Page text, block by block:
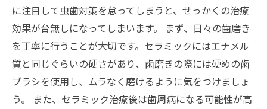
に注目して虫歯対策を怠ってしまうと、せっかくの治療
効果が台無しになってしまいます。 まず、日々の歯磨き
を丁寧に行うことが大切です。セラミックにはエナメル
質と同じぐらいの硬さがあり、歯磨きの際には硬めの歯
ブラシを使用し、ムラなく磨けるように気をつけましょ
う。 また、セラミック治療後は歯周病になる可能性が高